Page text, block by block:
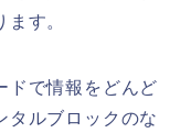
す。
ドで情報をどんど
タルブロックのな